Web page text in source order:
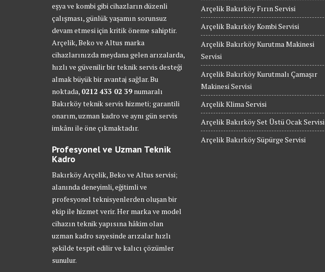
eşya ve kombi gibi cihazların düzenli
çalışması, günlük yaşamın sorunsuz
devam etmesi için kritik öneme sahiptir.
Arçelik, Beko ve Altus marka
cihazlarınızda meydana gelen arızalarda,
hızlı ve güvenilir bir teknik servis desteği
almak büyük bir avantaj sağlar. Bu
noktada, 0212 433 02 39 numaralı
Bakırköy teknik servis hizmeti; garantili
onarım, uzman kadro ve aynı gün servis
imkânı ile öne çıkmaktadır.
Profesyonel ve Uzman Teknik
Kadro
Bakırköy Arçelik, Beko ve Altus servisi;
alanında deneyimli, eğitimli ve
profesyonel teknisyenlerden oluşan bir
ekip ile hizmet verir. Her marka ve model
cihazın teknik yapısına hâkim olan
uzman kadro sayesinde arızalar hızlı
şekilde tespit edilir ve kalıcı çözümler
sunulur.
Arçelik Bakırköy Fırın Servisi
Arçelik Bakırköy Kombi Servisi
Arçelik Bakırköy Kurutma Makinesi
Servisi
Arçelik Bakırköy Kurutmalı Çamaşır
Makinesi Servisi
Arçelik Klima Servisi
Arçelik Bakırköy Set Üstü Ocak Servisi
Arçelik Bakırköy Süpürge Servisi